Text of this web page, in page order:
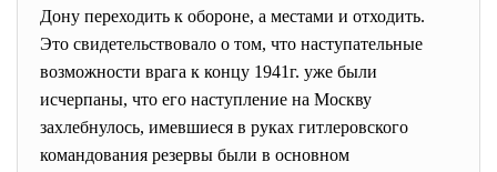
Дону переходить к обороне, а местами и отходить.
Это свидетельствовало о том, что наступательные
возможности врага к концу 1941г. уже были
исчерпаны, что его наступление на Москву
захлебнулось, имевшиеся в руках гитлеровского
командования резервы были в основном